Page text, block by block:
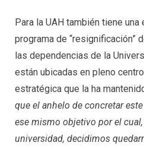
Para la UAH también tiene
programa de “resignificación”
las dependencias de la
están ubicadas en pleno
estratégica que la ha
que el anhelo de concretar
ese mismo objetivo por el
universidad, decidimos